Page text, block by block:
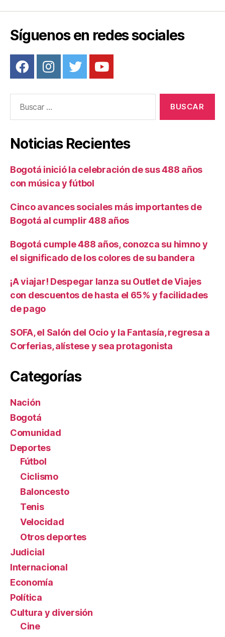
Síguenos en redes sociales
Noticias Recientes
Bogotá inició la celebración de sus 488 años
con música y fútbol
Cinco avances sociales más importantes de
Bogotá al cumplir 488 años
Bogotá cumple 488 años, conozca su himno y
el significado de los colores de su bandera
¡A viajar! Despegar lanza su Outlet de Viajes
con descuentos de hasta el 65% y facilidades
de pago
SOFA, el Salón del Ocio y la Fantasía, regresa a
Corferias, alístese y sea protagonista
Categorías
Nación
Bogotá
Comunidad
Deportes
Fútbol
Ciclismo
Baloncesto
Tenis
Velocidad
Otros deportes
Judicial
Internacional
Economía
Política
Cultura y diversión
Cine